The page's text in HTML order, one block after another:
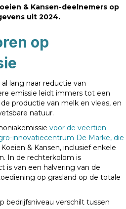
& Kansen-deelnemers op
uit 2024.
op
lang naar reductie van
emissie leidt immers tot een
productie van melk en vlees, en
natuur.
voor de veertien
innovatiecentrum De Marke, die
& Kansen, inclusief enkele
In de rechterkolom is
van een halvering van de
op grasland op de totale
bedrijfsniveau verschilt tussen